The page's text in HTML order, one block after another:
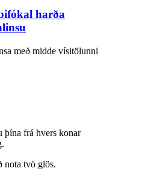
harða
með midde vísitölunni
þína frá hvers konar
nota tvö glös.